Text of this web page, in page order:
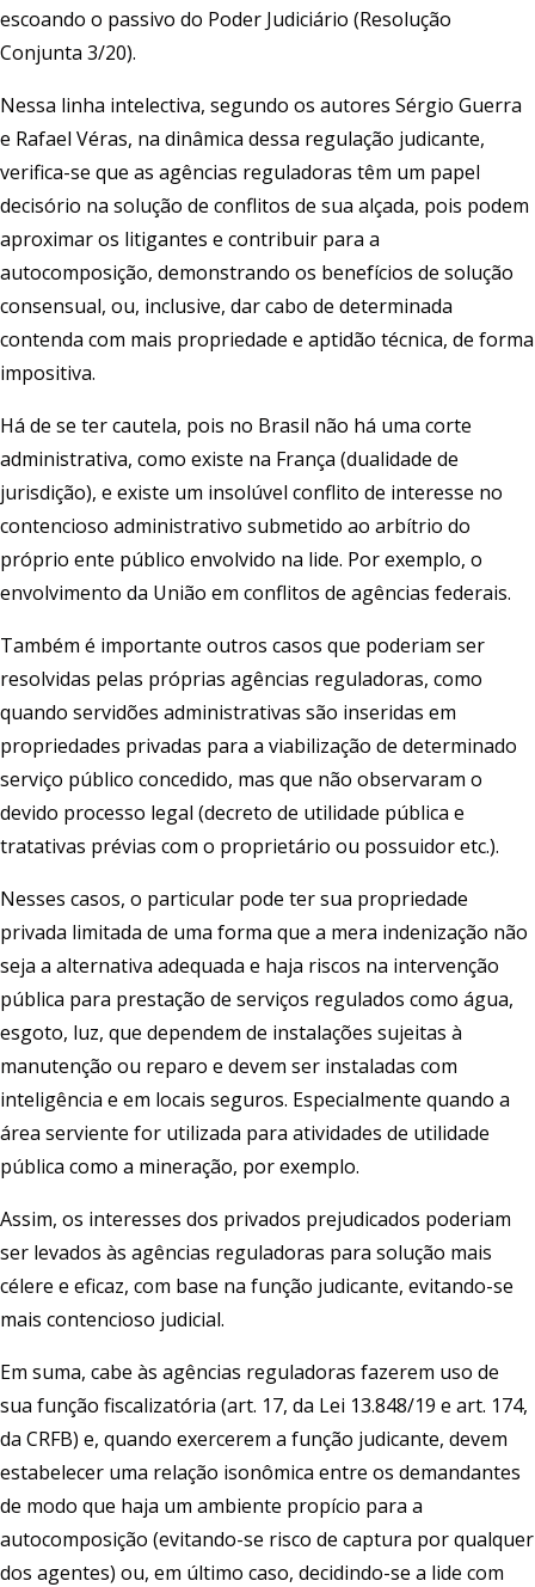
escoando o passivo do Poder Judiciário (Resolução
Conjunta 3/20).
Nessa linha intelectiva, segundo os autores Sérgio Guerra
e Rafael Véras, na dinâmica dessa regulação judicante,
verifica-se que as agências reguladoras têm um papel
decisório na solução de conflitos de sua alçada, pois podem
aproximar os litigantes e contribuir para a
autocomposição, demonstrando os benefícios de solução
consensual, ou, inclusive, dar cabo de determinada
contenda com mais propriedade e aptidão técnica, de forma
impositiva.
Há de se ter cautela, pois no Brasil não há uma corte
administrativa, como existe na França (dualidade de
jurisdição), e existe um insolúvel conflito de interesse no
contencioso administrativo submetido ao arbítrio do
próprio ente público envolvido na lide. Por exemplo, o
envolvimento da União em conflitos de agências federais.
Também é importante outros casos que poderiam ser
resolvidas pelas próprias agências reguladoras, como
quando servidões administrativas são inseridas em
propriedades privadas para a viabilização de determinado
serviço público concedido, mas que não observaram o
devido processo legal (decreto de utilidade pública e
tratativas prévias com o proprietário ou possuidor etc.).
Nesses casos, o particular pode ter sua propriedade
privada limitada de uma forma que a mera indenização não
seja a alternativa adequada e haja riscos na intervenção
pública para prestação de serviços regulados como água,
esgoto, luz, que dependem de instalações sujeitas à
manutenção ou reparo e devem ser instaladas com
inteligência e em locais seguros. Especialmente quando a
área serviente for utilizada para atividades de utilidade
pública como a mineração, por exemplo.
Assim, os interesses dos privados prejudicados poderiam
ser levados às agências reguladoras para solução mais
célere e eficaz, com base na função judicante, evitando-se
mais contencioso judicial.
Em suma, cabe às agências reguladoras fazerem uso de
sua função fiscalizatória (art. 17, da Lei 13.848/19 e art. 174,
da CRFB) e, quando exercerem a função judicante, devem
estabelecer uma relação isonômica entre os demandantes
de modo que haja um ambiente propício para a
autocomposição (evitando-se risco de captura por qualquer
dos agentes) ou, em último caso, decidindo-se a lide com